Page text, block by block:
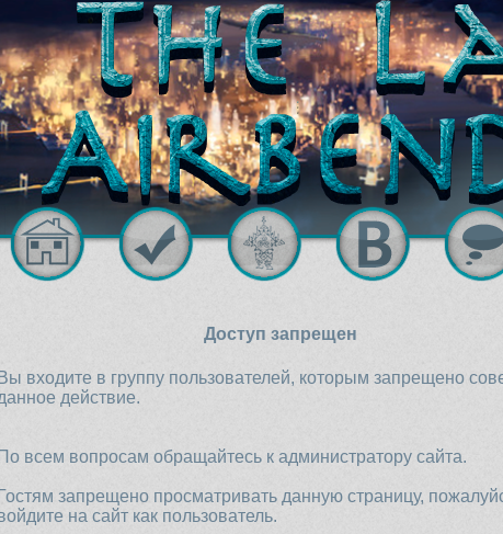
Доступ запрещен
Вы входите в группу пользователей, которым запрещено
действие.
По всем вопросам обращайтесь к администратору сайта.
Гостям запрещено просматривать данную страницу,
на сайт как пользователь.